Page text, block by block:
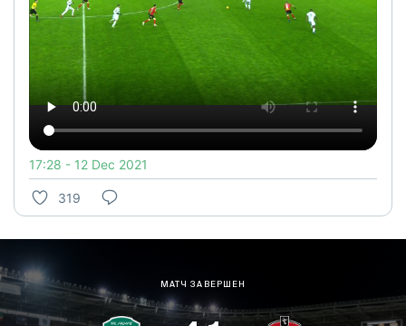
17:28 - 12 Dec 2021
319
МАТЧ ЗАВЕРШЕН